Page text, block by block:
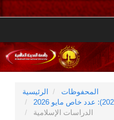
الرئيسي
الشريط
الجانبي
الرئيسية
المحفوظات
الدراسات الإسلامية